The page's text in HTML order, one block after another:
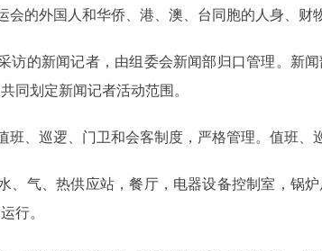
的外国人和华侨、港、澳、台同胞的人身、财
的新闻记者，由组委会新闻部归口管理。新闻
同划定新闻记者活动范围。
、巡逻、门卫和会客制度，严格管理。值班、
气、热供应站，餐厅，电器设备控制室，锅炉
行。